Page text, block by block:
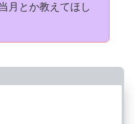
月とか教えてほし